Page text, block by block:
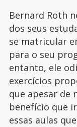
Bernard Roth
dos seus
se matricular
para o seu
entanto, ele
exercícios
que apesar de
benefício que
essas aulas